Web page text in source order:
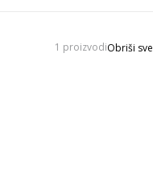
1 proizvodiObriši sve